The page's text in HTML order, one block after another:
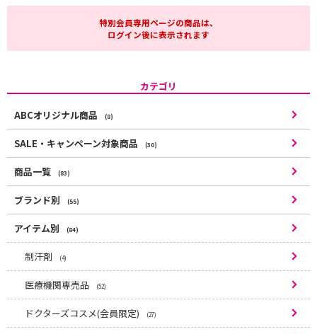
特別会員専用ページの商品は、
ログイン後に表示されます
カテゴリ
ABCオリジナル商品 (8)
SALE・キャンペーン対象商品 (30)
商品一覧 (83)
ブランド別 (55)
アイテム別 (84)
制汗剤 (4)
医療機関専売品 (52)
ドクターズコスメ(会員限定) (27)